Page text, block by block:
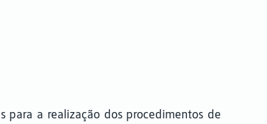
para a realização dos procedimentos de